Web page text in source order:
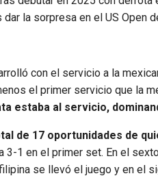
dar la sorpresa en el US Open
con el servicio a la
el primer servicio que la
estaba al servicio,
de 17 oportunidades de
3-1 en el primer set. En el
se llevó el juego y en el